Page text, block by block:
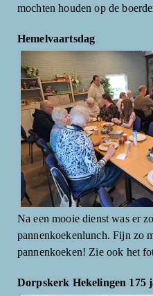
mochten houden op de
Hemelvaartsdag
Na een mooie dienst was er
pannenkoekenlunch. Fijn zo
pannenkoeken! Zie ook het
Dorpskerk Hekelingen 175